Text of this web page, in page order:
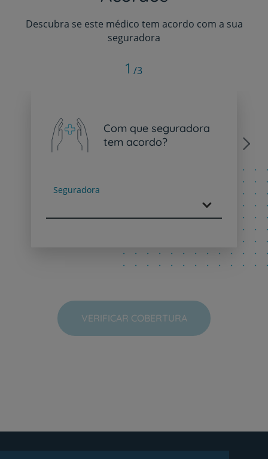
Descubra se este médico tem acordo com a sua
seguradora
Com que seguradora
tem acordo?
Seguradora
Next
1 /3
VERIFICAR COBERTURA